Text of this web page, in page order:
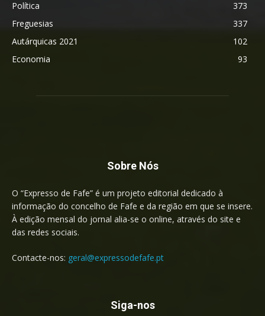
Política
373
Freguesias
337
Autárquicas 2021
102
Economia
93
Sobre Nós
O “Expresso de Fafe” é um projeto editorial dedicado à
informação do concelho de Fafe e da região em que se insere.
À edição mensal do jornal alia-se o online, através do site e
das redes sociais.
Contacte-nos: geral@expressodefafe.pt
Siga-nos